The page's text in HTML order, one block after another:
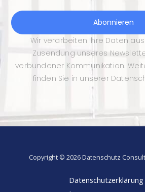
Abonnieren
Wir verarbeiten Ihre Daten
Zusendung unseres
verbundener Kommunikation.
finden Sie in unserer
Copyright © 2026 Datenschutz
Datenschutzerklärung